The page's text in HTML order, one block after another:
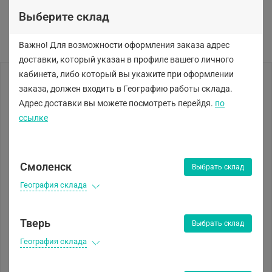
Выберите склад
Важно! Для возможности оформления заказа адрес
доставки, который указан в профиле вашего личного
кабинета, либо который вы укажите при оформлении
заказа, должен входить в Географию работы склада.
Адрес доставки вы можете посмотреть перейдя. по
ссылке
Смоленск Выбрать склад
География склада
Тверь Выбрать склад
География склада